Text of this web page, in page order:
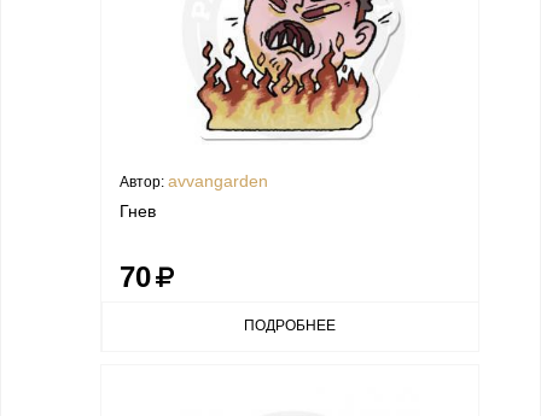
Автор: avvangarden
Гнев
70
ПОДРОБНЕЕ